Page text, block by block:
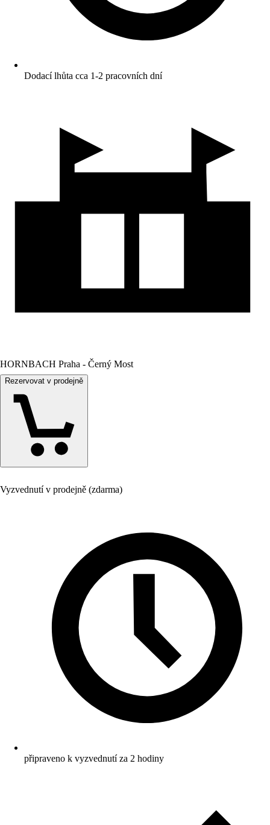
Dodací lhůta cca 1-2 pracovních dní
HORNBACH Praha - Černý Most
Rezervovat v prodejně
Vyzvednutí v prodejně (zdarma)
připraveno k vyzvednutí za 2 hodiny